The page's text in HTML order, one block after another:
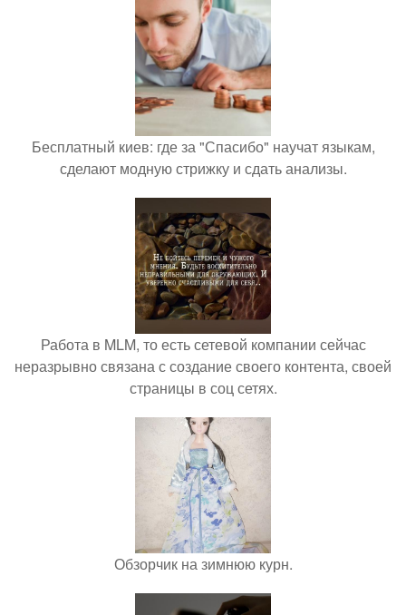
Бесплатный киев: где за "Спасибо" научат языкам,
сделают модную стрижку и сдать анализы.
Работа в MLM, то есть сетевой компании сейчас
неразрывно связана с создание своего контента, своей
страницы в соц сетях.
Обзорчик на зимнюю курн.